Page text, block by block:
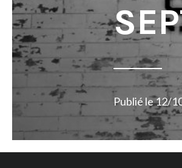
Publié le12/